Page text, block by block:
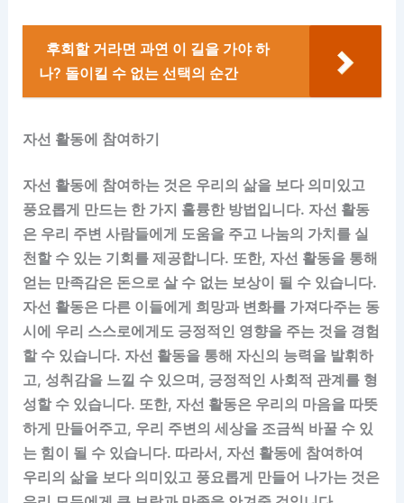
후회할 거라면 과연 이 길을 가야 하
나? 돌이킬 수 없는 선택의 순간
자선 활동에 참여하기
자선 활동에 참여하는 것은 우리의 삶을 보다 의미있고
풍요롭게 만드는 한 가지 훌륭한 방법입니다. 자선 활동
은 우리 주변 사람들에게 도움을 주고 나눔의 가치를 실
천할 수 있는 기회를 제공합니다. 또한, 자선 활동을 통해
얻는 만족감은 돈으로 살 수 없는 보상이 될 수 있습니다.
자선 활동은 다른 이들에게 희망과 변화를 가져다주는 동
시에 우리 스스로에게도 긍정적인 영향을 주는 것을 경험
할 수 있습니다. 자선 활동을 통해 자신의 능력을 발휘하
고, 성취감을 느낄 수 있으며, 긍정적인 사회적 관계를 형
성할 수 있습니다. 또한, 자선 활동은 우리의 마음을 따뜻
하게 만들어주고, 우리 주변의 세상을 조금씩 바꿀 수 있
는 힘이 될 수 있습니다. 따라서, 자선 활동에 참여하여
우리의 삶을 보다 의미있고 풍요롭게 만들어 나가는 것은